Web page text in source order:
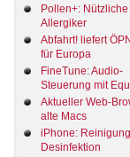
Pollen+: Nützliche
Allergiker
Abfahrt! liefert
für Europa
FineTune: Audio-
Steuerung mit
Aktueller Web-
alte Macs
iPhone:
Desinfektion